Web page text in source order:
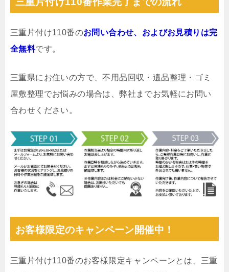
三重片付け110番のお問い合わせ、およびお見積りは完
全無料です。
三重県にお住いの方で、不用品回収・遺品整理・ゴミ
屋敷整理でお悩みの場合は、弊社までお気軽にお問い
合わせください。
お客様限定のキャンペーン開催中！
三重片付け110番のお客様限定キャンペーンとは、三重